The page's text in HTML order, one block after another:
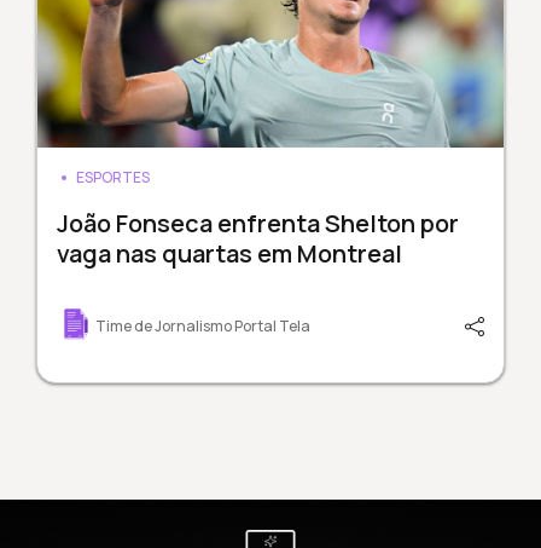
ESPORTES
João Fonseca enfrenta Shelton por
vaga nas quartas em Montreal
Time de Jornalismo Portal Tela